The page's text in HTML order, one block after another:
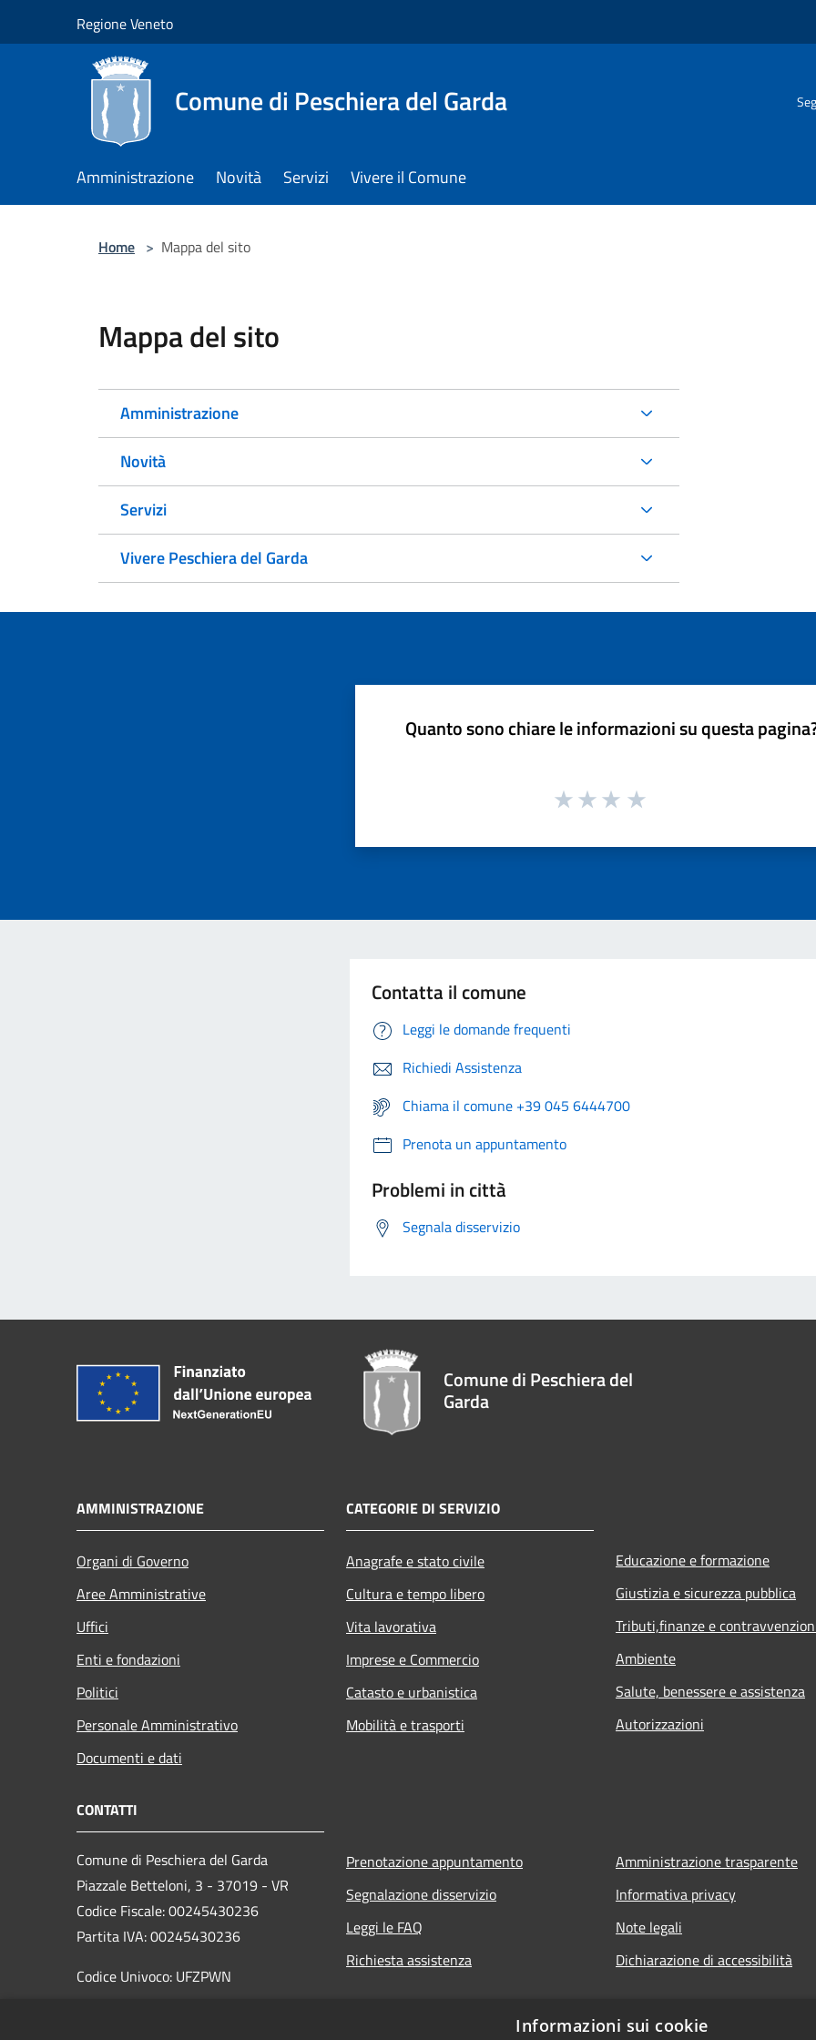
Regione Veneto
Comune di Peschiera del Garda
Amministrazione Novità Servizi Vivere il Comune
Home > Mappa del sito
Mappa del sito
Amministrazione
Novità
Servizi
Vivere Peschiera del Garda
Quanto sono chiare le informazioni su questa
Contatta il comune
Leggi le domande frequenti
Richiedi Assistenza
Chiama il comune +39 045 6444700
Prenota un appuntamento
Problemi in città
Segnala disservizio
Comune di Peschiera del
Garda
AMMINISTRAZIONE
Organi di Governo
Aree Amministrative
Uffici
Enti e fondazioni
Politici
Personale Amministrativo
Documenti e dati
CATEGORIE DI SERVIZIO
Anagrafe e stato civile
Cultura e tempo libero
Vita lavorativa
Imprese e Commercio
Catasto e urbanistica
Mobilità e trasporti
Educazione e formazione
Giustizia e sicurezza pubblica
Tributi,finanze e
Ambiente
Salute, benessere e assistenza
Autorizzazioni
CONTATTI
Comune di Peschiera del Garda
Piazzale Betteloni, 3 - 37019 - VR
Codice Fiscale: 00245430236
Partita IVA: 00245430236
Codice Univoco: UFZPWN
Prenotazione appuntamento
Segnalazione disservizio
Leggi le FAQ
Richiesta assistenza
Amministrazione trasparente
Informativa privacy
Note legali
Dichiarazione di accessibilità
Informazioni sui cookie